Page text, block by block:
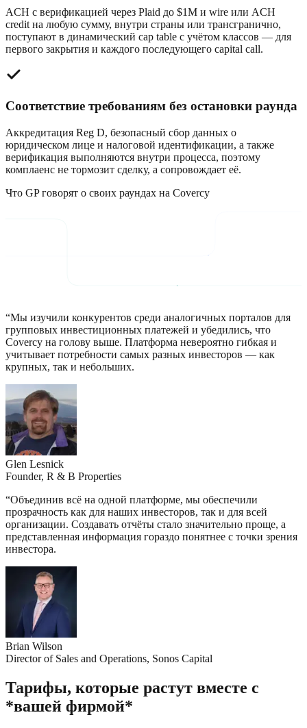
ACH с верификацией через Plaid до $1M и wire или ACH
credit на любую сумму, внутри страны или трансгранично,
поступают в динамический cap table с учётом классов — для
первого закрытия и каждого последующего capital call.
Соответствие требованиям без остановки раунда
Аккредитация Reg D, безопасный сбор данных о
юридическом лице и налоговой идентификации, а также
верификация выполняются внутри процесса, поэтому
комплаенс не тормозит сделку, а сопровождает её.
Что GP говорят о своих раундах на Covercy
“Мы изучили конкурентов среди аналогичных порталов для
групповых инвестиционных платежей и убедились, что
Covercy на голову выше. Платформа невероятно гибкая и
учитывает потребности самых разных инвесторов — как
крупных, так и небольших.
Glen Lesnick
Founder, R & B Properties
“Объединив всё на одной платформе, мы обеспечили
прозрачность как для наших инвесторов, так и для всей
организации. Создавать отчёты стало значительно проще, а
представленная информация гораздо понятнее с точки зрения
инвестора.
Brian Wilson
Director of Sales and Operations, Sonos Capital
Тарифы, которые растут вместе с
*вашей фирмой*